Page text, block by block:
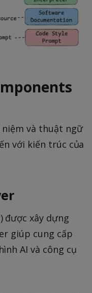
niệm và thuật ngữ
với kiến trúc của
được xây dựng
giúp cung cấp
AI và công cụ